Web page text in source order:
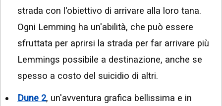
strada con l'obiettivo di arrivare alla loro tana.
Ogni Lemming ha un'abilità, che può essere
sfruttata per aprirsi la strada per far arrivare più
Lemmings possibile a destinazione, anche se
spesso a costo del suicidio di altri.
Dune 2, un'avventura grafica bellissima e in